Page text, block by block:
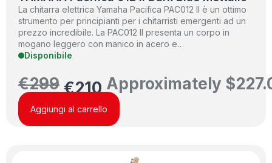
La chitarra elettrica Yamaha Pacifica PAC012 II è un ottimo
strumento per principianti per i chitarristi emergenti ad un
prezzo incredibile. La PAC012 II presenta un corpo in
mogano leggero con manico in acero e…
Disponibile
€299 €210 Approximately $
Aggiungi al carrello